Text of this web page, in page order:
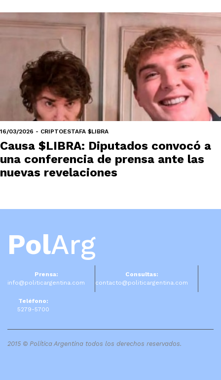
16/03/2026 - CRIPTOESTAFA $LIBRA
Causa $LIBRA: Diputados convocó a
una conferencia de prensa ante las
nuevas revelaciones
PolArg
Prensa:
info@politicargentina.com
Consultas:
contacto@politicargentina.com
Teléfono:
5279-5700
2015 © Política Argentina todos los derechos reservados.